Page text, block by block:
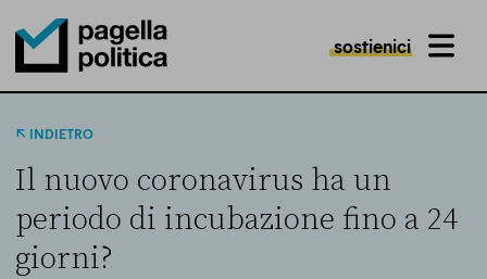
Pagella Politica Logo
sostienici MENU
INDIETRO
Il nuovo coronavirus ha un
periodo di incubazione fino a 24
giorni?